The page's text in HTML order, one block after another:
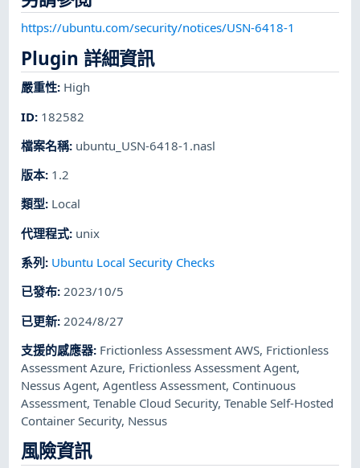
https://ubuntu.com/security/notices/USN-6418-1
Plugin 詳細資訊
嚴重性: High
ID: 182582
檔案名稱: ubuntu_USN-6418-1.nasl
版本: 1.2
類型: Local
代理程式: unix
系列 : Ubuntu Local Security Checks
已發布:2023/10/5
已更新: 2024/8/27
支援的感應器: Frictionless Assessment AWS, Frictionless
Assessment Azure, Frictionless Assessment Agent,
Nessus Agent,Agentless Assessment, Continuous
Assessment,Tenable Cloud Security,Tenable Self-Hosted
Container Security, Nessus
風險資訊